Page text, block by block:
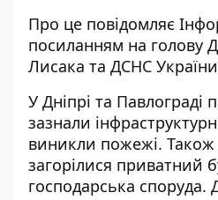
Про це повідомляє
посиланням на голову
Лисака та ДСНС України
У Дніпрі та
зазнали
виникли пожежі. Також
загорілися приватний
господарська споруда.